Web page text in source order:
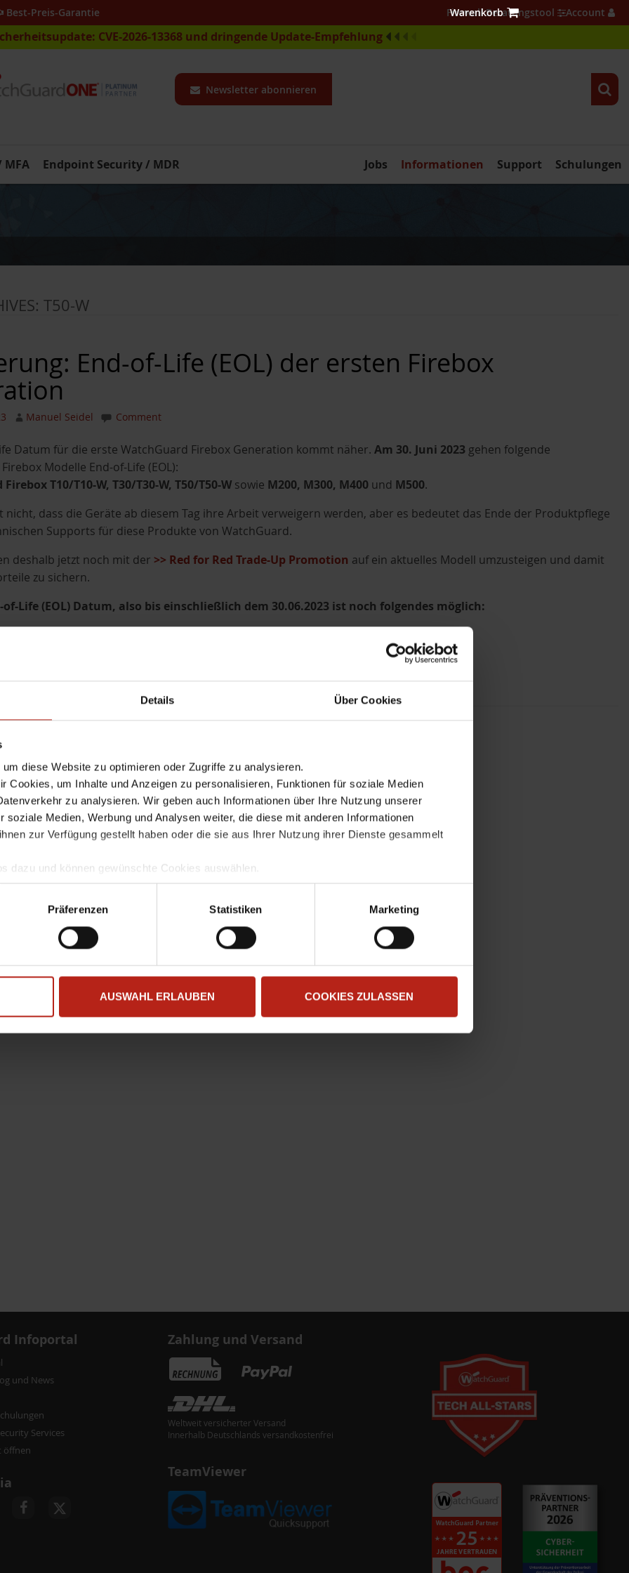
Details Über Cookies
diese Website zu optimieren oder Zugriffe zu analysieren.
Cookies, um Inhalte und Anzeigen zu personalisieren, Funktionen für soziale Medien
zu analysieren. Wir geben auch Informationen über Ihre Nutzung unserer
soziale Medien, Werbung und Analysen weiter, die diese mit anderen Informationen
zur Verfügung gestellt haben oder die sie aus Ihrer Nutzung ihrer Dienste gesammelt
dazu und können gewünschte Cookies auswählen.
und zur Speicherung Ihrer Daten finden Sie in unsererDatenschutzerklärung.
gesetzt, wenn Sie auf "Ablehnen" klicken.
Präferenzen Statistiken Marketing
AUSWAHL ERLAUBEN COOKIES ZULASSEN
CVE-2026-13368 und dringende Update-Empfehlung
Newsletter abonnieren
Best-Preis-Garantie Firewall Beratungstool Account
Endpoint Security / MDR Schulungen
Support
Informationen
Jobs
T50-W
End-of-Life (EOL) der ersten Firebox
Manuel Seidel Comment
Datum für die erste WatchGuard Firebox Generation kommt näher. Am 30. Juni 2023 gehen folgende
Modelle End-of-Life (EOL):
T10/T10-W, T30/T30-W, T50/T50-W sowie M200, M300, M400 und M500.
nicht, dass die Geräte ab diesem Tag ihre Arbeit verweigern werden, aber es bedeutet das Ende der Produktpflege
Supports für diese Produkte von WatchGuard.
deshalb jetzt noch mit der >> Red for Red Trade-Up Promotion auf ein aktuelles Modell umzusteigen und damit
zu sichern.
of-Life (EOL) Datum, also bis einschließlich dem 30.06.2023 ist noch folgendes möglich:
Infoportal
und News
Services
öffnen
Zahlung und Versand
Weltweit versicherter Versand
Innerhalb Deutschlands versandkostenfrei
TeamViewer